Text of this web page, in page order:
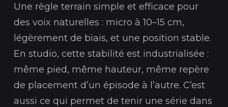
Une règle terrain simple et efficace pour
des voix naturelles : micro à 10–15 cm,
légèrement de biais, et une position stable.
En studio, cette stabilité est industrialisée :
même pied, même hauteur, même repère
de placement d’un épisode à l’autre. C’est
aussi ce qui permet de tenir une série dans